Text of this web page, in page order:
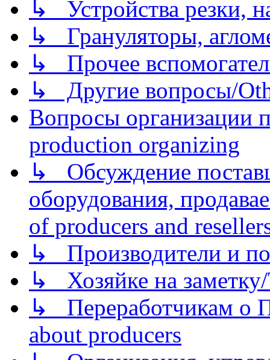
↳ Устройства резки,
↳ Грануляторы,
↳ Прочее
↳ Другие вопросы/
Вопросы организации
production organizing
↳ Обсуждение
оборудования,
of producers and
↳ Производители и
↳ Хозяйке на
↳ Переработчикам о
about producers